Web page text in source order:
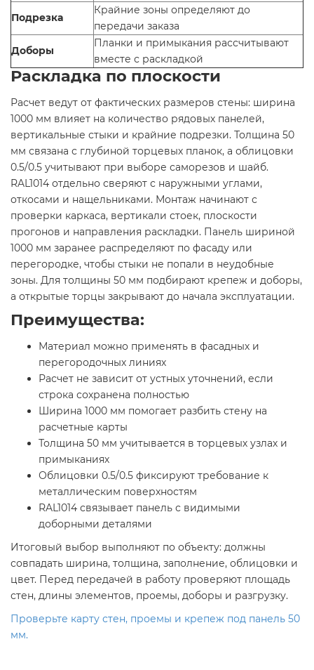
Подрезка
Крайние зоны определяют до
передачи заказа
Доборы
Планки и примыкания рассчитывают
вместе с раскладкой
Раскладка по плоскости
Расчет ведут от фактических размеров стены: ширина
1000 мм влияет на количество рядовых панелей,
вертикальные стыки и крайние подрезки. Толщина 50
мм связана с глубиной торцевых планок, а облицовки
0.5/0.5 учитывают при выборе саморезов и шайб.
RAL1014 отдельно сверяют с наружными углами,
откосами и нащельниками. Монтаж начинают с
проверки каркаса, вертикали стоек, плоскости
прогонов и направления раскладки. Панель шириной
1000 мм заранее распределяют по фасаду или
перегородке, чтобы стыки не попали в неудобные
зоны. Для толщины 50 мм подбирают крепеж и доборы,
а открытые торцы закрывают до начала эксплуатации.
Преимущества:
Материал можно применять в фасадных и
перегородочных линиях
Расчет не зависит от устных уточнений, если
строка сохранена полностью
Ширина 1000 мм помогает разбить стену на
расчетные карты
Толщина 50 мм учитывается в торцевых узлах и
примыканиях
Облицовки 0.5/0.5 фиксируют требование к
металлическим поверхностям
RAL1014 связывает панель с видимыми
доборными деталями
Итоговый выбор выполняют по объекту: должны
совпадать ширина, толщина, заполнение, облицовки и
цвет. Перед передачей в работу проверяют площадь
стен, длины элементов, проемы, доборы и разгрузку.
Проверьте карту стен, проемы и крепеж под панель 50
мм.